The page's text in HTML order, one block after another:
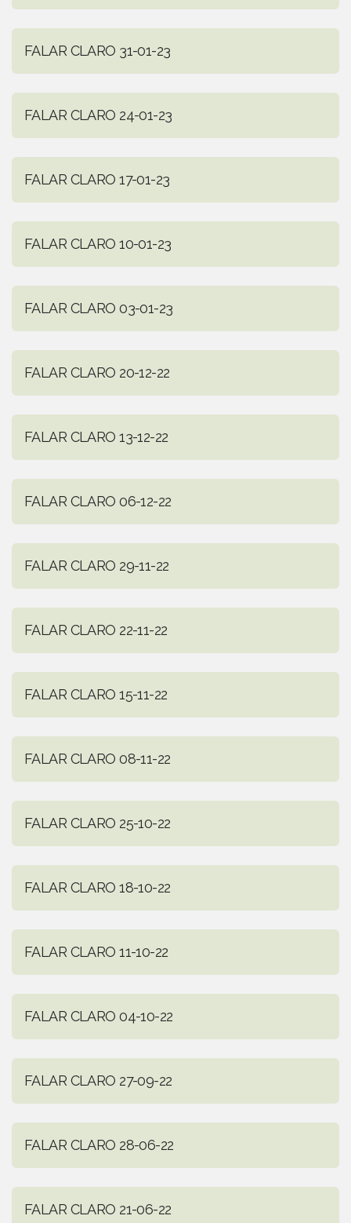
FALAR CLARO 31-01-23
FALAR CLARO 24-01-23
FALAR CLARO 17-01-23
FALAR CLARO 10-01-23
FALAR CLARO 03-01-23
FALAR CLARO 20-12-22
FALAR CLARO 13-12-22
FALAR CLARO 06-12-22
FALAR CLARO 29-11-22
FALAR CLARO 22-11-22
FALAR CLARO 15-11-22
FALAR CLARO 08-11-22
FALAR CLARO 25-10-22
FALAR CLARO 18-10-22
FALAR CLARO 11-10-22
FALAR CLARO 04-10-22
FALAR CLARO 27-09-22
FALAR CLARO 28-06-22
FALAR CLARO 21-06-22